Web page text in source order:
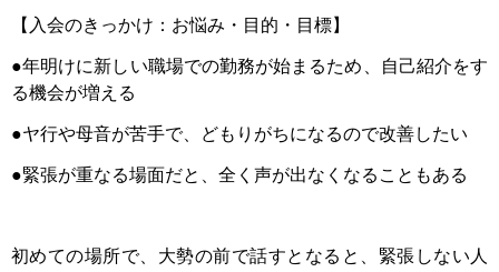
【入会のきっかけ：お悩み・目的・目標】
●年明けに新しい職場での勤務が始まるため、自己紹介をす
る機会が増える
●ヤ行や母音が苦手で、どもりがちになるので改善したい
●緊張が重なる場面だと、全く声が出なくなることもある
初めての場所で、大勢の前で話すとなると、緊張しない人